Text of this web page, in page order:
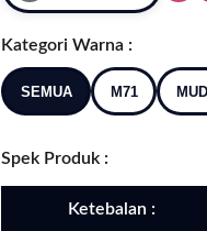
Kategori Warna :
SEMUA M71
Spek Produk :
Ketebalan :